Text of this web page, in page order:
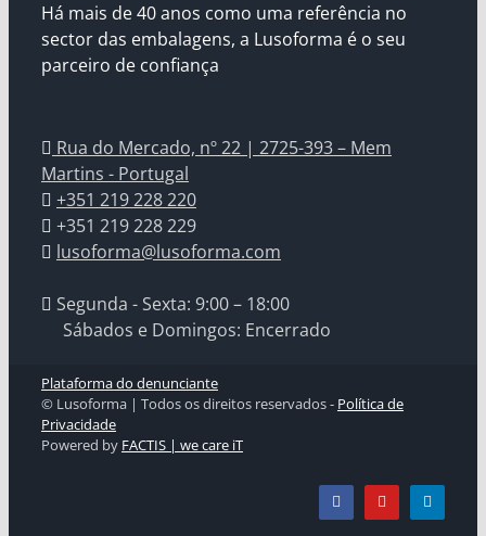
Há mais de 40 anos como uma referência no
sector das embalagens, a Lusoforma é o seu
parceiro de confiança
Rua do Mercado, nº 22 | 2725-393 – Mem
Martins - Portugal
+351 219 228 220
+351 219 228 229
lusoforma@lusoforma.com
Segunda - Sexta: 9:00 – 18:00
Sábados e Domingos: Encerrado
Plataforma do denunciante
© Lusoforma | Todos os direitos reservados - Política de
Privacidade
Powered by FACTIS | we care iT